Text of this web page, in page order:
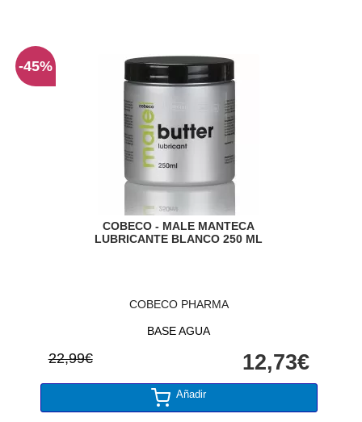
COBECO - MALE MANTECA
LUBRICANTE BLANCO 250 ML
COBECO PHARMA
BASE AGUA
22,99€ 12,73€
Añadir
-45%